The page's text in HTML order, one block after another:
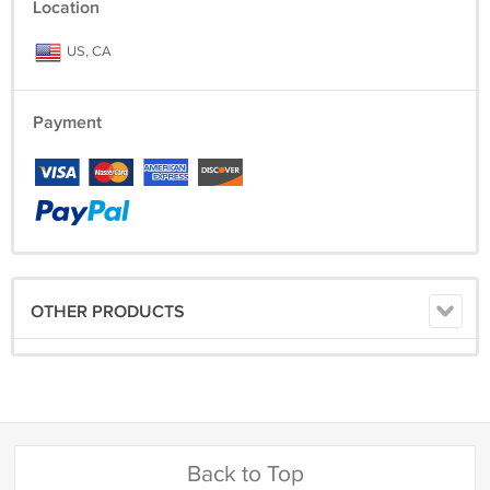
Location
US, CA
Payment
OTHER PRODUCTS
Back to Top